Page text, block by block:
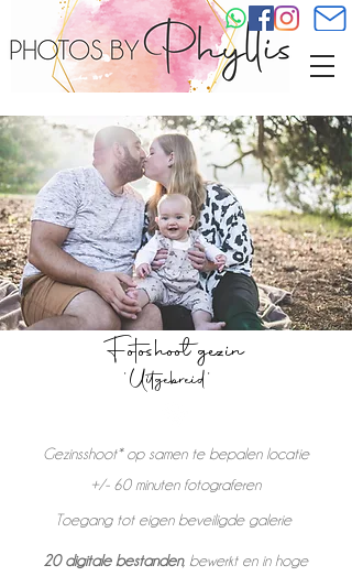
Fotoshoot gezin
Gezinsshoot* op samen te bepalen locatie
+/- 60 minuten fotograferen
Toegang tot eigen beveiligde galerie
20 digitale bestanden, bewerkt en in hoge
'Uitgebreid'